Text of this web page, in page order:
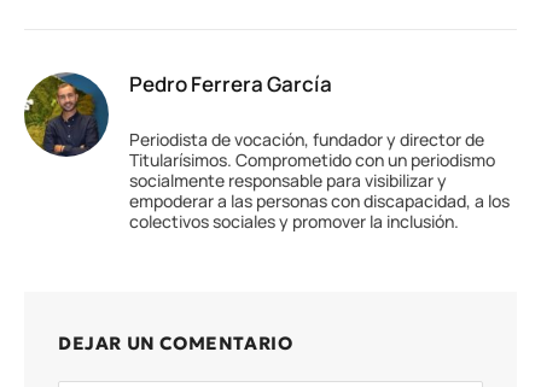
Pedro Ferrera García
Periodista de vocación, fundador y director de
Titularísimos. Comprometido con un periodismo
socialmente responsable para visibilizar y
empoderar a las personas con discapacidad, a los
colectivos sociales y promover la inclusión.
DEJAR UN COMENTARIO